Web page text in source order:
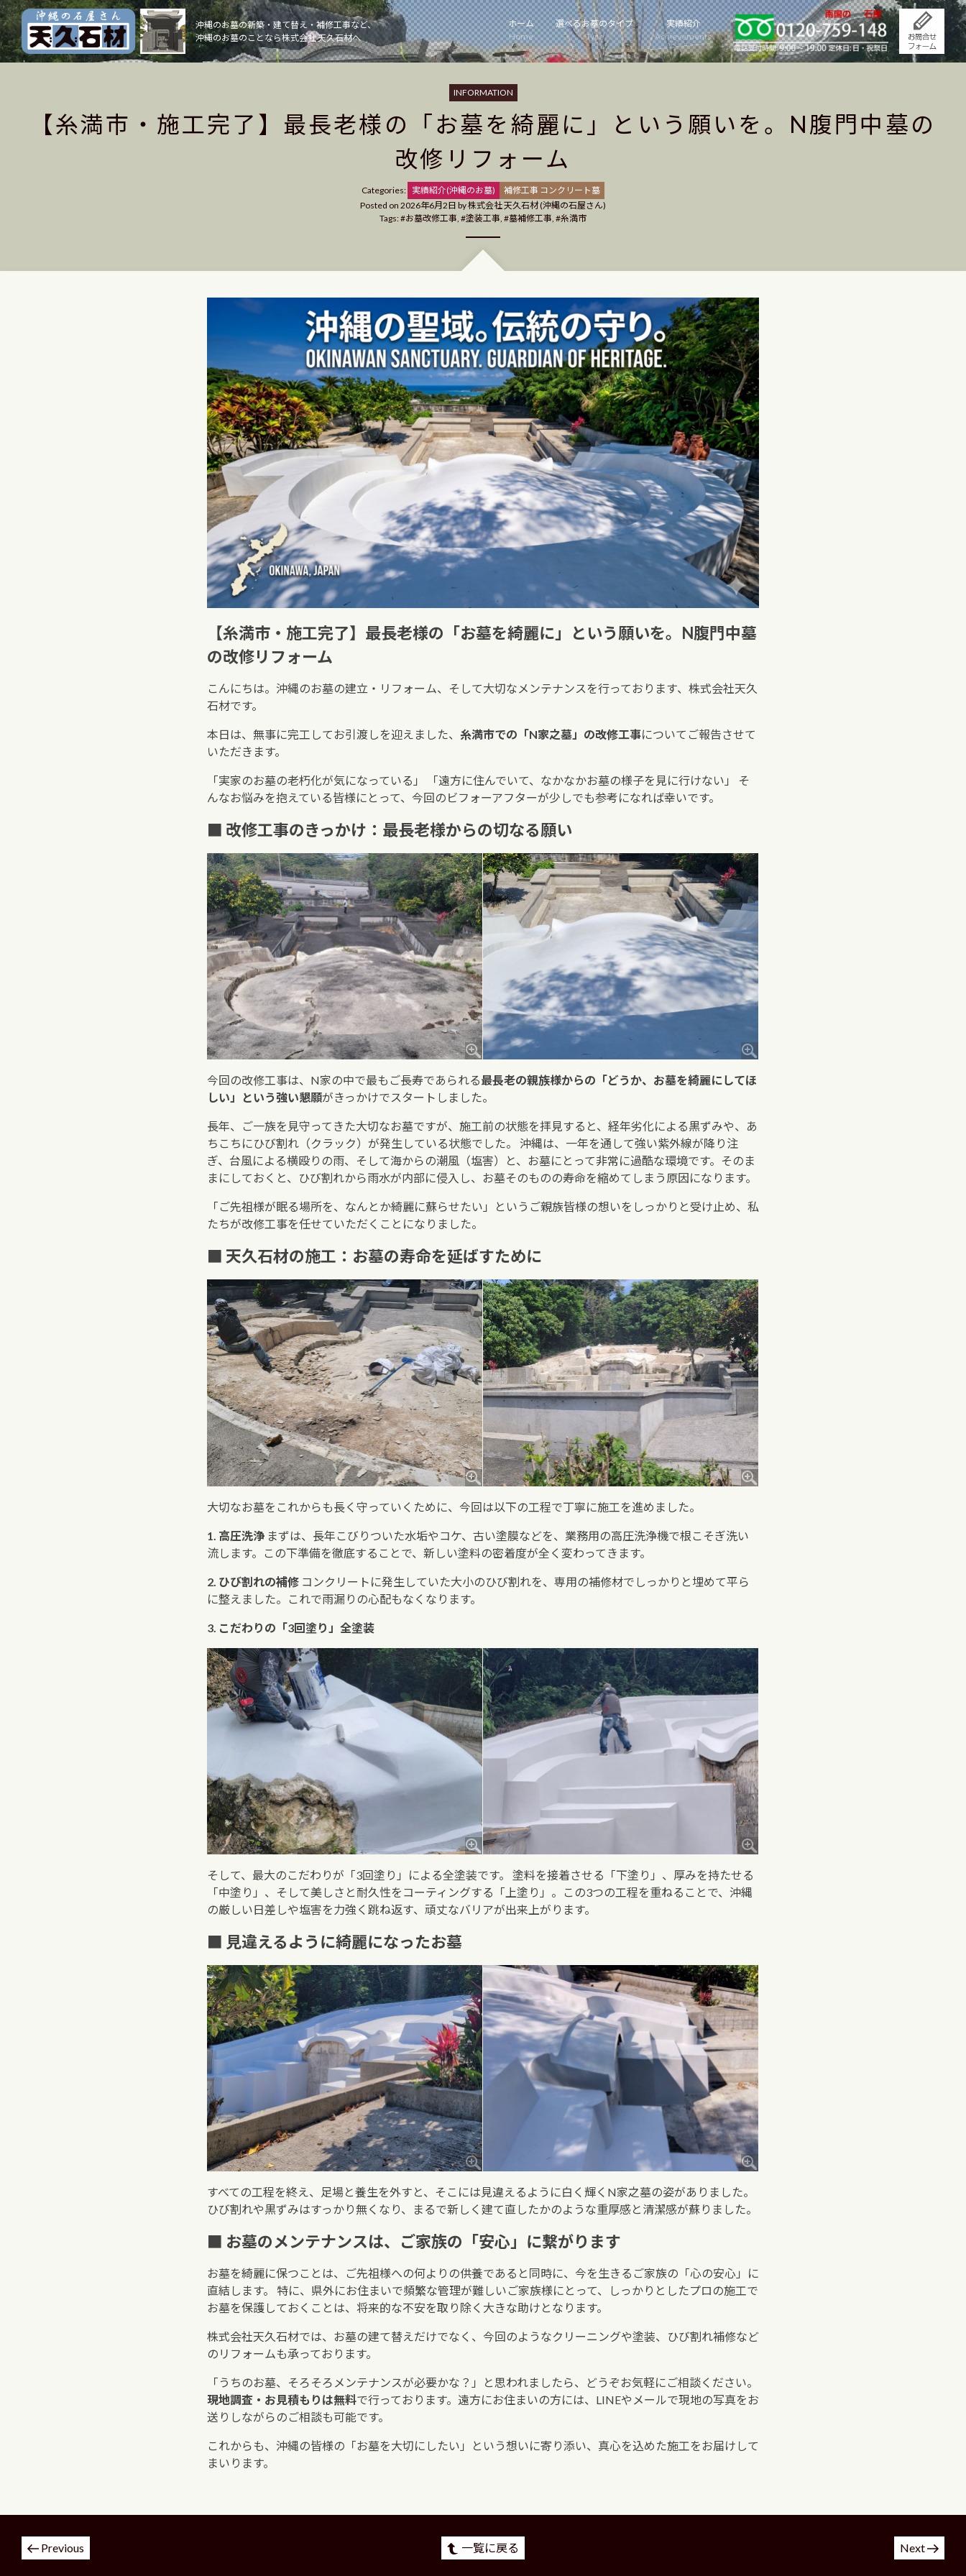
Skip
to
content
沖縄のお墓の新築・建て替え・補修工事など、
沖縄のお墓のことなら株式会社 天久石材へ
ホーム
Home
選べるお墓のタイプ
Type
実績紹介
Achievements
INFORMATION
【糸満市・施工完了】最長老様の「お墓を綺麗に」という願いを。N腹門中墓の
改修リフォーム
Categories: Categories
実績紹介(沖縄のお墓)
補修工事 コンクリート墓
Posted on 2026年6月2日 by株式会社 天久石材 (沖縄の石屋さん)
Tags:
お墓改修工事, 塗装工事, 墓補修工事, 糸満市
【糸満市・施工完了】最長老様の「お墓を綺麗に」という願いを。N腹門中墓
の改修リフォーム
こんにちは。沖縄のお墓の建立・リフォーム、そして大切なメンテナンスを行っております、株式会社天久
石材です。
本日は、無事に完工してお引渡しを迎えました、 糸満市での「N家之墓」の改修工事についてご報告させて
いただきます。
「実家のお墓の老朽化が気になっている」 「遠方に住んでいて、なかなかお墓の様子を見に行けない」 そ
んなお悩みを抱えている皆様にとって、今回のビフォーアフターが少しでも参考になれば幸いです。
■ 改修工事のきっかけ：最長老様からの切なる願い
今回の改修工事は、N家の中で最もご長寿であられる最長老の親族様からの「どうか、お墓を綺麗にしてほ
しい」という強い懇願がきっかけでスタートしました。
長年、ご一族を見守ってきた大切なお墓ですが、施工前の状態を拝見すると、経年劣化による黒ずみや、あ
ちこちにひび割れ（クラック）が発生している状態でした。 沖縄は、一年を通して強い紫外線が降り注
ぎ、台風による横殴りの雨、そして海からの潮風（塩害）と、お墓にとって非常に過酷な環境です。そのま
まにしておくと、ひび割れから雨水が内部に侵入し、お墓そのものの寿命を縮めてしまう原因になります。
「ご先祖様が眠る場所を、なんとか綺麗に蘇らせたい」というご親族皆様の想いをしっかりと受け止め、私
たちが改修工事を任せていただくことになりました。
■ 天久石材の施工：お墓の寿命を延ばすために
大切なお墓をこれからも長く守っていくために、今回は以下の工程で丁寧に施工を進めました。
1. 高圧洗浄 まずは、長年こびりついた水垢やコケ、古い塗膜などを、業務用の高圧洗浄機で根こそぎ洗い
流します。この下準備を徹底することで、新しい塗料の密着度が全く変わってきます。
2. ひび割れの補修 コンクリートに発生していた大小のひび割れを、専用の補修材でしっかりと埋めて平ら
に整えました。これで雨漏りの心配もなくなります。
3. こだわりの「3回塗り」全塗装
そして、最大のこだわりが「3回塗り」による全塗装です。 塗料を接着させる「下塗り」、厚みを持たせる
「中塗り」、そして美しさと耐久性をコーティングする「上塗り」。この3つの工程を重ねることで、沖縄
の厳しい日差しや塩害を力強く跳ね返す、頑丈なバリアが出来上がります。
■ 見違えるように綺麗になったお墓
すべての工程を終え、足場と養生を外すと、そこには見違えるように白く輝くN家之墓の姿がありました。
ひび割れや黒ずみはすっかり無くなり、まるで新しく建て直したかのような重厚感と清潔感が蘇りました。
■ お墓のメンテナンスは、ご家族の「安心」に繋がります
お墓を綺麗に保つことは、ご先祖様への何よりの供養であると同時に、今を生きるご家族の「心の安心」に
直結します。 特に、県外にお住まいで頻繁な管理が難しいご家族様にとって、しっかりとしたプロの施工で
お墓を保護しておくことは、将来的な不安を取り除く大きな助けとなります。
株式会社天久石材では、お墓の建て替えだけでなく、今回のようなクリーニングや塗装、ひび割れ補修など
のリフォームも承っております。
「うちのお墓、そろそろメンテナンスが必要かな？」と思われましたら、どうぞお気軽にご相談ください。
現地調査・お見積もりは無料で行っております。遠方にお住まいの方には、LINEやメールで現地の写真をお
送りしながらのご相談も可能です。
これからも、沖縄の皆様の「お墓を大切にしたい」という想いに寄り添い、真心を込めた施工をお届けして
まいります。
投
稿
Previous 一覧に戻る Next